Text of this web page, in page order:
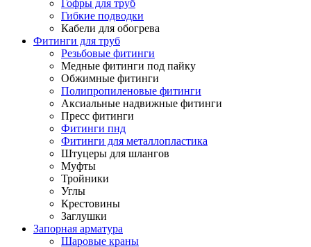
Гофры для труб
Гибкие подводки
Кабели для обогрева
Фитинги для труб
Резьбовые фитинги
Медные фитинги под пайку
Обжимные фитинги
Полипропиленовые фитинги
Аксиальные надвижные фитинги
Пресс фитинги
Фитинги пнд
Фитинги для металлопластика
Штуцеры для шлангов
Муфты
Тройники
Углы
Крестовины
Заглушки
Запорная арматура
Шаровые краны